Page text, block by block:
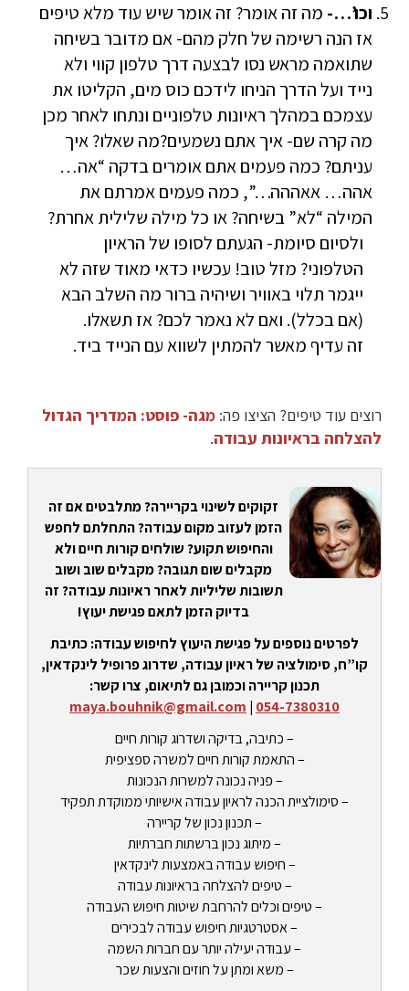
וכו’…- מה זה אומר? זה אומר שיש עוד מלא טיפים
אז הנה רשימה של חלק מהם- אם מדובר בשיחה
שתואמה מראש נסו לבצעה דרך טלפון קווי ולא
נייד ועל הדרך הניחו לידכם כוס מים, הקליטו את
עצמכם במהלך ראיונות טלפוניים ונתחו לאחר מכן
מה קרה שם- איך אתם נשמעים?מה שאלו? איך
עניתם? כמה פעמים אתם אומרים בדקה “אה…
אהה… אאההה…”, כמה פעמים אמרתם את
המילה “לא” בשיחה? או כל מילה שלילית אחרת?
ולסיום סיומת- הגעתם לסופו של הראיון
הטלפוני? מזל טוב! עכשיו כדאי מאוד שזה לא
ייגמר תלוי באוויר ושיהיה ברור מה השלב הבא
(אם בכלל). ואם לא נאמר לכם? אז תשאלו.
זה עדיף מאשר להמתין לשווא עם הנייד ביד.
רוצים עוד טיפים? הציצו פה: מגה- פוסט: המדריך הגדול
להצלחה בראיונות עבודה.
זקוקים לשינוי בקריירה? מתלבטים אם זה
הזמן לעזוב מקום עבודה? התחלתם לחפש
והחיפוש תקוע? שולחים קורות חיים ולא
מקבלים שום תגובה? מקבלים שוב ושוב
תשובות שליליות לאחר ראיונות עבודה? זה
בדיוק הזמן לתאם פגישת יעוץ!
לפרטים נוספים על פגישת היעוץ לחיפוש עבודה: כתיבת
קו”ח, סימולציה של ראיון עבודה, שדרוג פרופיל לינקדאין,
תכנון קריירה וכמובן גם לתיאום, צרו קשר:
054-7380310
|
maya.bouhnik@gmail.com
– כתיבה, בדיקה ושדרוג קורות חיים
– התאמת קורות חיים למשרה ספציפית
– פניה נכונה למשרות הנכונות
– סימולציית הכנה לראיון עבודה אישיותי ממוקדת תפקיד
– תכנון נכון של קריירה
– מיתוג נכון ברשתות חברתיות
– חיפוש עבודה באמצעות לינקדאין
– טיפים להצלחה בראיונות עבודה
– טיפים וכלים להרחבת שיטות חיפוש העבודה
– אסטרטגיות חיפוש עבודה לבכירים
– עבודה יעילה יותר עם חברות השמה
– משא ומתן על חוזים והצעות שכר